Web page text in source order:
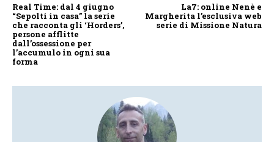
Real Time: dal 4 giugno
“Sepolti in casa” la serie
che racconta gli ‘Horders’,
persone afflitte
dall’ossessione per
l’accumulo in ogni sua
forma
La7: online Nenè e
Margherita l’esclusiva web
serie di Missione Natura